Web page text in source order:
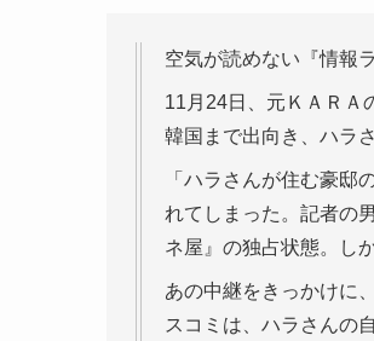
空気が読めない『情報
11月24日、元ＫＡＲＡ
韓国まで出向き、ハラ
「ハラさんが住む豪邸
れてしまった。記者の
ネ屋』の独占状態。し
あの中継をきっかけに
スコミは、ハラさんの